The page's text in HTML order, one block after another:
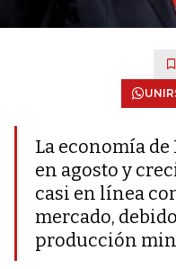
La economía
en agosto y
casi en línea
mercado,
producción